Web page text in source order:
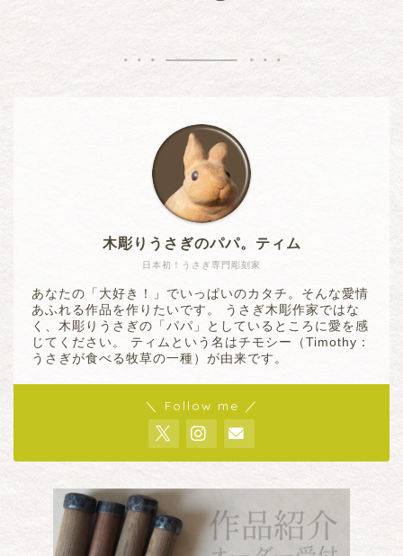
日本初！うさぎ専門彫刻家
木彫りうさぎのパパ。ティム
あなたの「大好き！」でいっぱいのカタチ。そんな愛情
あふれる作品を作りたいです。 うさぎ木彫作家ではな
く、木彫りうさぎの「パパ」としているところに愛を感
じてください。 ティムという名はチモシー（Timothy：
うさぎが食べる牧草の一種）が由来です。
＼ Follow me ／